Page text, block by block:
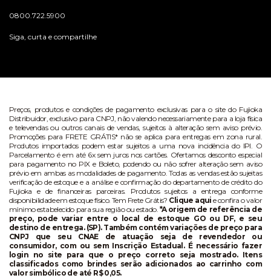
0800.722.5900
Siga, curta e compartilhe
Preços, produtos e condições de pagamento exclusivas para o site do Fujioka
Distribuidor, exclusivo para CNPJ, não valendo necessariamente para a loja física
e televendas ou outros canais de vendas, sujeitos à alteração sem aviso prévio.
Promoções para FRETE GRÁTIS* não se aplica para entregas em zona rural.
Produtos importados podem estar sujeitos a uma nova incidência do IPI. O
Parcelamento é em até 6x sem juros nos cartões. Ofertamos desconto especial
para pagamento no PIX e Boleto, podendo ou não sofrer alteração sem aviso
prévio em ambas as modalidades de pagamento. Todas as vendas estão sujeitas
verificação de estoque e a análise e confirmação do departamento de crédito do
Fujioka e de financeiras parceiras. Produtos sujeitos a entrega conforme
disponibilidade em estoque físico. Tem Frete Grátis? Clique aqui e confira o valor
mínimo estabelecido para sua região ou estado. *A origem de referência de
preço, pode variar entre o local de estoque GO ou DF, e seu
destino de entrega. (SP). Também contém variações de preço para
CNPJ que seu CNAE de atuação seja de revendedor ou
consumidor, com ou sem Inscrição Estadual. É necessário fazer
login no site para que o preço correto seja mostrado. Itens
classificados como brindes serão adicionados ao carrinho com
valor simbólico de até R$ 0,05.